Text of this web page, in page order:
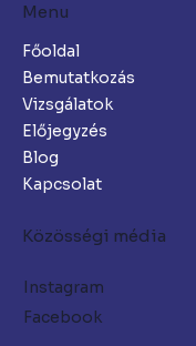
Közösségi média
Instagram
Facebook
Menu
Főoldal
Bemutatkozás
Vizsgálatok
Előjegyzés
Blog
Kapcsolat